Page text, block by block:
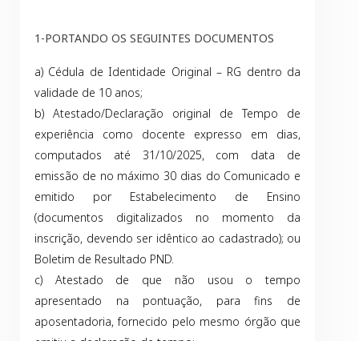
1-PORTANDO OS SEGUINTES DOCUMENTOS
a) Cédula de Identidade Original – RG dentro da
validade de 10 anos;
b) Atestado/Declaração original de Tempo de
experiência como docente expresso em dias,
computados até 31/10/2025, com data de
emissão de no máximo 30 dias do Comunicado e
emitido por Estabelecimento de Ensino
(documentos digitalizados no momento da
inscrição, devendo ser idêntico ao cadastrado); ou
Boletim de Resultado PND.
c) Atestado de que não usou o tempo
apresentado na pontuação, para fins de
aposentadoria, fornecido pelo mesmo órgão que